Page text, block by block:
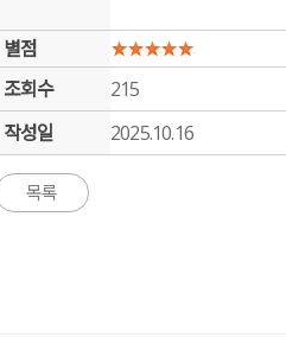
별점
조회수
215
작성일
2025.10.16